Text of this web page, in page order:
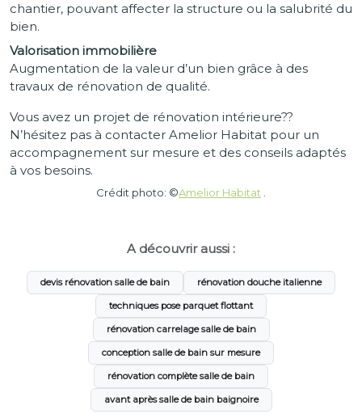
chantier, pouvant affecter la structure ou la salubrité du
bien.
Valorisation immobilière
Augmentation de la valeur d’un bien grâce à des
travaux de rénovation de qualité.
Vous avez un projet de rénovation intérieure??
N’hésitez pas à contacter Amelior Habitat pour un
accompagnement sur mesure et des conseils adaptés
à vos besoins.
Crédit photo: ©Amelior Habitat
A découvrir aussi :
devis rénovation salle de bain rénovation douche italienne
techniques pose parquet flottant
rénovation carrelage salle de bain
conception salle de bain sur mesure
rénovation complète salle de bain
avant après salle de bain baignoire